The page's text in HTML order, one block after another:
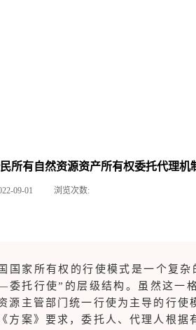
所有自然资源资产所有权委托代理
09-01 浏览次数:
国家所有权的行使模式是一个复
委托行使”的层级结构。虽然这一
源主管部门统一行使为主导的行
方案》要求，委托人、代理人根